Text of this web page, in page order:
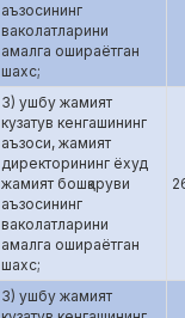
аъзосининг
ваколатларини
амалга ошираётган
шахс;
3) ушбу жамият
кузатув кенгашининг
аъзоси, жамият
директорининг ёхуд
жамият бошқаруви
аъзосининг
ваколатларини
амалга ошираётган
шахс;
3) ушбу жамият